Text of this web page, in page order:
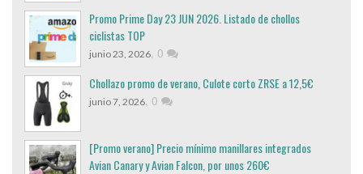
Promo Prime Day 23 JUN 2026. Listado de chollos
ciclistas TOP
junio 23, 2026, 0
Chollazo promo de verano, Culote corto ZRSE a 12,5€
junio 7, 2026, 0
[Promo verano] Precio mínimo manillares integrados
Avian Canary y Avian Falcon, por unos 260€